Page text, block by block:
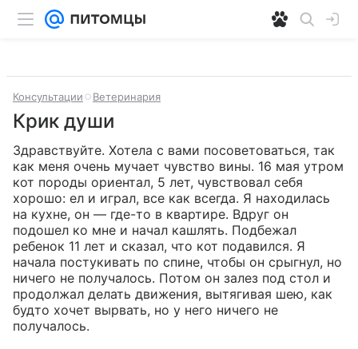
Консультации Ветеринария
Крик души
Здравствуйте. Хотела с вами посоветоваться, так
как меня очень мучает чувство вины. 16 мая утром
кот породы ориентал, 5 лет, чувствовал себя
хорошо: ел и играл, все как всегда. Я находилась
на кухне, он — где-то в квартире. Вдруг он
подошел ко мне и начал кашлять. Подбежал
ребенок 11 лет и сказал, что кот подавился. Я
начала постукивать по спине, чтобы он срыгнул, но
ничего не получалось. Потом он залез под стол и
продолжал делать движения, вытягивая шею, как
будто хочет вырвать, но у него ничего не
получалось.